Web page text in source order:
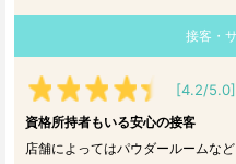
接客・
[4.2/5.0]
資格所持者もいる安心の接客
店舗によってはパウダールームな